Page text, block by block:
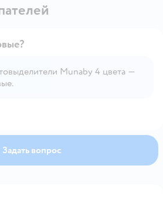
Munaby 4 цвета —
Задать вопрос